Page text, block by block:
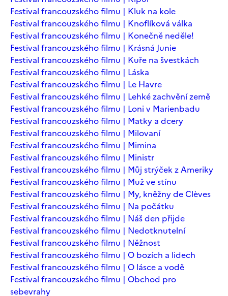
Festival francouzského filmu | Kluk na kole
Festival francouzského filmu | Knoflíková válka
Festival francouzského filmu | Konečně neděle!
Festival francouzského filmu | Krásná Junie
Festival francouzského filmu | Kuře na švestkách
Festival francouzského filmu | Láska
Festival francouzského filmu | Le Havre
Festival francouzského filmu | Lehké zachvění země
Festival francouzského filmu | Loni v Marienbadu
Festival francouzského filmu | Matky a dcery
Festival francouzského filmu | Milovaní
Festival francouzského filmu | Mimina
Festival francouzského filmu | Ministr
Festival francouzského filmu | Můj strýček z Ameriky
Festival francouzského filmu | Muž ve stínu
Festival francouzského filmu | My, kněžny de Clèves
Festival francouzského filmu | Na počátku
Festival francouzského filmu | Náš den přijde
Festival francouzského filmu | Nedotknutelní
Festival francouzského filmu | Něžnost
Festival francouzského filmu | O bozích a lidech
Festival francouzského filmu | O lásce a vodě
Festival francouzského filmu | Obchod pro
sebevrahy